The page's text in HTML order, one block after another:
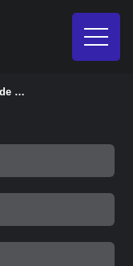
fabrica de piso tatil de borracha